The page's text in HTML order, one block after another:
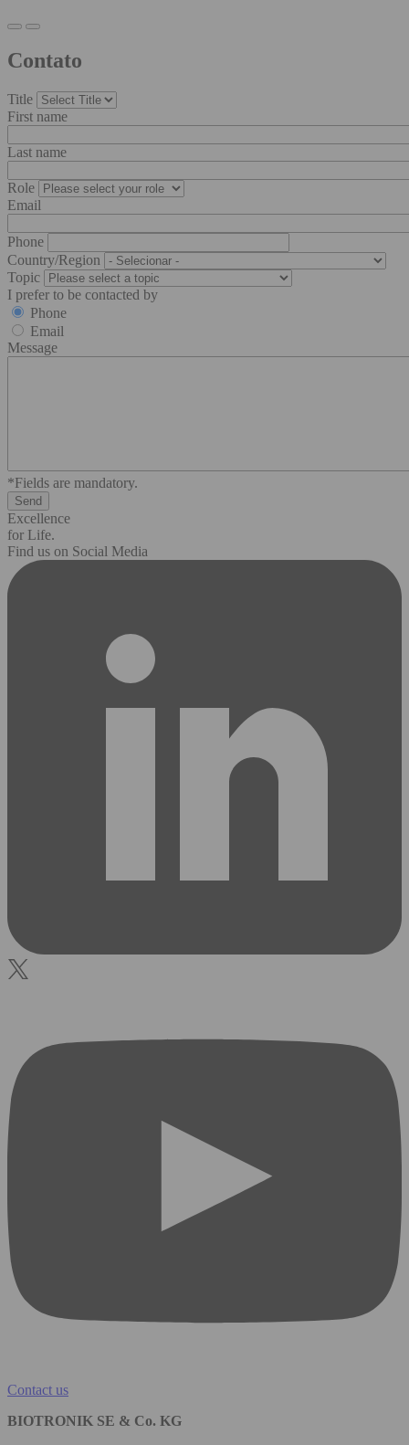
Contato
Title
First name
Last name
Role
Email
Phone
Country/Region
Topic
I prefer to be contacted by
Phone
Email
Message
*Fields are mandatory.
Excellence
for Life.
Find us on Social Media
Contact us
BIOTRONIK SE & Co. KG